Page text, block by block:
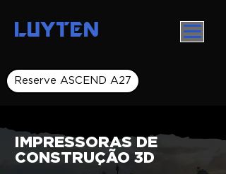
LUYTEN
Reserve ASCEND A27
IMPRESSORAS DE
CONSTRUÇÃO 3D